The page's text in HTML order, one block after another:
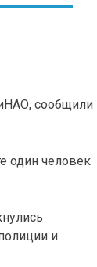
сообщили
один человек
и